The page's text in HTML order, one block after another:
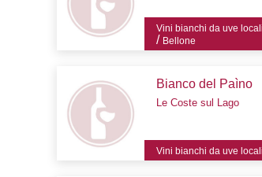
Vini bianchi da uve locali
/ Bellone
Bianco del Paìno
Le Coste sul Lago
Vini bianchi da uve locali